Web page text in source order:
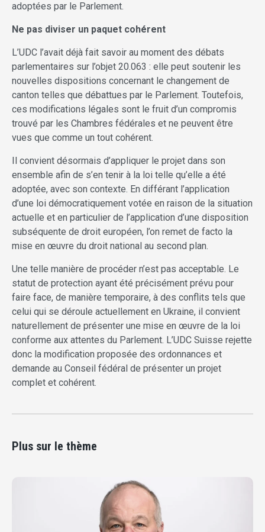
adoptées par le Parlement.
Ne pas diviser un paquet cohérent
L’UDC l’avait déjà fait savoir au moment des débats
parlementaires sur l’objet 20.063 : elle peut soutenir les
nouvelles dispositions concernant le changement de
canton telles que débattues par le Parlement. Toutefois,
ces modifications légales sont le fruit d’un compromis
trouvé par les Chambres fédérales et ne peuvent être
vues que comme un tout cohérent.
Il convient désormais d’appliquer le projet dans son
ensemble afin de s’en tenir à la loi telle qu’elle a été
adoptée, avec son contexte. En différant l’application
d’une loi démocratiquement votée en raison de la situation
actuelle et en particulier de l’application d’une disposition
subséquente de droit européen, l’on remet de facto la
mise en œuvre du droit national au second plan.
Une telle manière de procéder n’est pas acceptable. Le
statut de protection ayant été précisément prévu pour
faire face, de manière temporaire, à des conflits tels que
celui qui se déroule actuellement en Ukraine, il convient
naturellement de présenter une mise en œuvre de la loi
conforme aux attentes du Parlement. L’UDC Suisse rejette
donc la modification proposée des ordonnances et
demande au Conseil fédéral de présenter un projet
complet et cohérent.
Plus sur le thème